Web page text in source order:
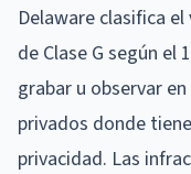
Delaware clasifica
de Clase G según el
grabar u observar
privados donde
privacidad. Las